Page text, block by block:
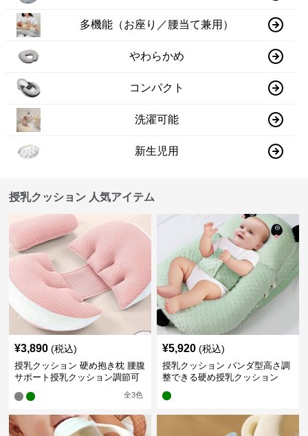
多機能（お座り／腰当て兼用）
やわらかめ
コンパクト
洗濯可能
新生児用
授乳クッション 人気アイテム
¥3,890 (税込)
授乳クッション 硬め抱き枕 腰腹
サポート授乳クッション調節可
全3色
¥5,920 (税込)
授乳クッション パンダ型高さ調
整できる硬め授乳クッション